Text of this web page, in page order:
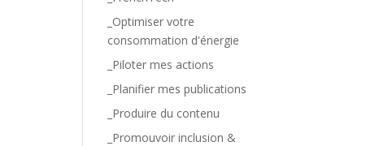
_Optimiser votre
consommation d'énergie
_Piloter mes actions
_Planifier mes publications
_Produire du contenu
_Promouvoir inclusion &